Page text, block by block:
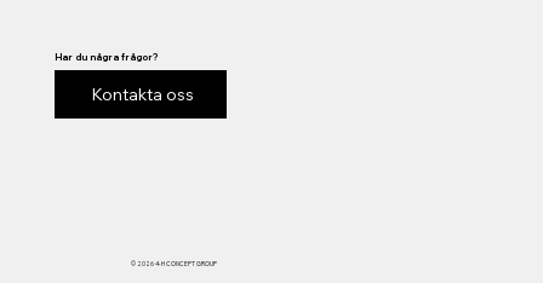
© 2026 4-H CONCEPT GROUP
Har du några frågor?
Kontakta oss